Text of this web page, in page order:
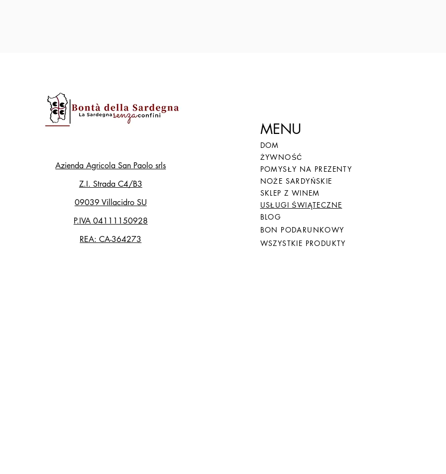
Azienda Agricola San Paolo srls
Z.I. Strada C4/B3
09039 Villacidro SU
P.IVA 04111150928
REA: CA-364273
MENU
DOM
ŻYWNOŚĆ
POMYSŁY NA PREZENTY
NOŻE SARDYŃSKIE
SKLEP Z WINEM
USŁUGI ŚWIĄTECZNE
BLOG
BON PODARUNKOWY
WSZYSTKIE PRODUKTY